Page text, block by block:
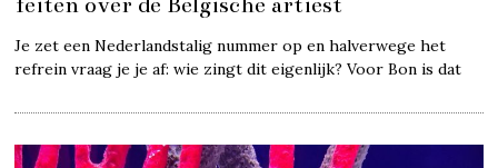
Je zet een Nederlandstalig nummer op en halverwege het
refrein vraag je je af: wie zingt dit eigenlijk? Voor Bon is dat